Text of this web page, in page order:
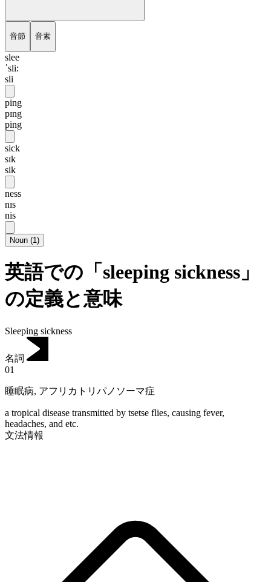
音節 音素
slee
ˈsli:
sli
ping
pɪng
ping
sick
sɪk
sik
ness
nɪs
nis
Noun (1)
英語での「sleeping sickness」
の定義と意味
Sleeping sickness
名詞
01
睡眠病, アフリカトリパノソーマ症
a tropical disease transmitted by tsetse flies, causing fever,
headaches, and etc.
文法情報